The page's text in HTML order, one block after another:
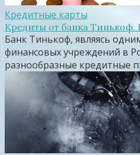
Кредитные карты
Кредиты от банка
Банк Тинькоф, являясь
финансовых учреждений в
разнообразные кредитные